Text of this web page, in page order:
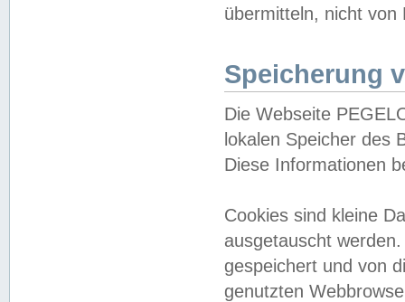
übermitteln, nicht von
Speicherung
Die Webseite
lokalen Speicher des
Diese Informationen
Cookies sind kleine
ausgetauscht
gespeichert und von
genutzten